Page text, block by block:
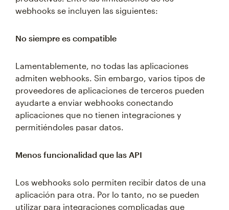
webhooks se incluyen las siguientes:
No siempre es compatible
Lamentablemente, no todas las aplicaciones
admiten webhooks. Sin embargo, varios tipos de
proveedores de aplicaciones de terceros pueden
ayudarte a enviar webhooks conectando
aplicaciones que no tienen integraciones y
permitiéndoles pasar datos.
Menos funcionalidad que las API
Los webhooks solo permiten recibir datos de una
aplicación para otra. Por lo tanto, no se pueden
utilizar para integraciones complicadas que